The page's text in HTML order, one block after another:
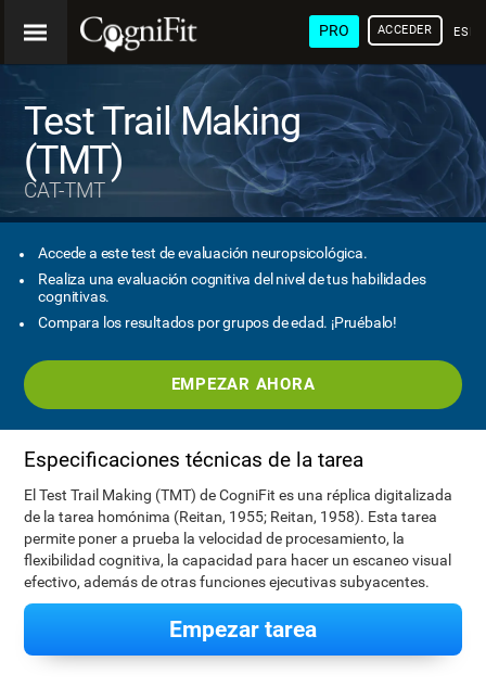
PRO ACCEDER
Test Trail Making
(TMT)
CAT-TMT
Accede a este test de evaluación neuropsicológica.
Realiza una evaluación cognitiva del nivel de tus habilidades
cognitivas.
Compara los resultados por grupos de edad. ¡Pruébalo!
EMPEZAR AHORA
Especificaciones técnicas de la tarea
El Test Trail Making (TMT) de CogniFit es una réplica digitalizada
de la tarea homónima (Reitan, 1955; Reitan, 1958). Esta tarea
permite poner a prueba la velocidad de procesamiento, la
flexibilidad cognitiva, la capacidad para hacer un escaneo visual
efectivo, además de otras funciones ejecutivas subyacentes.
Empezar tarea